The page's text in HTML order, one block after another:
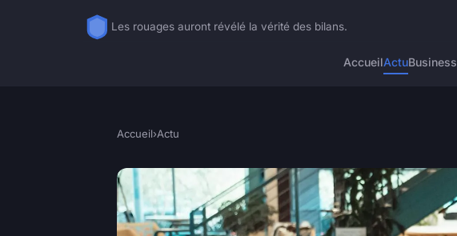
Les rouages auront révélé la vérité des bilans.
AccueilActuBusiness
Accueil›Actu